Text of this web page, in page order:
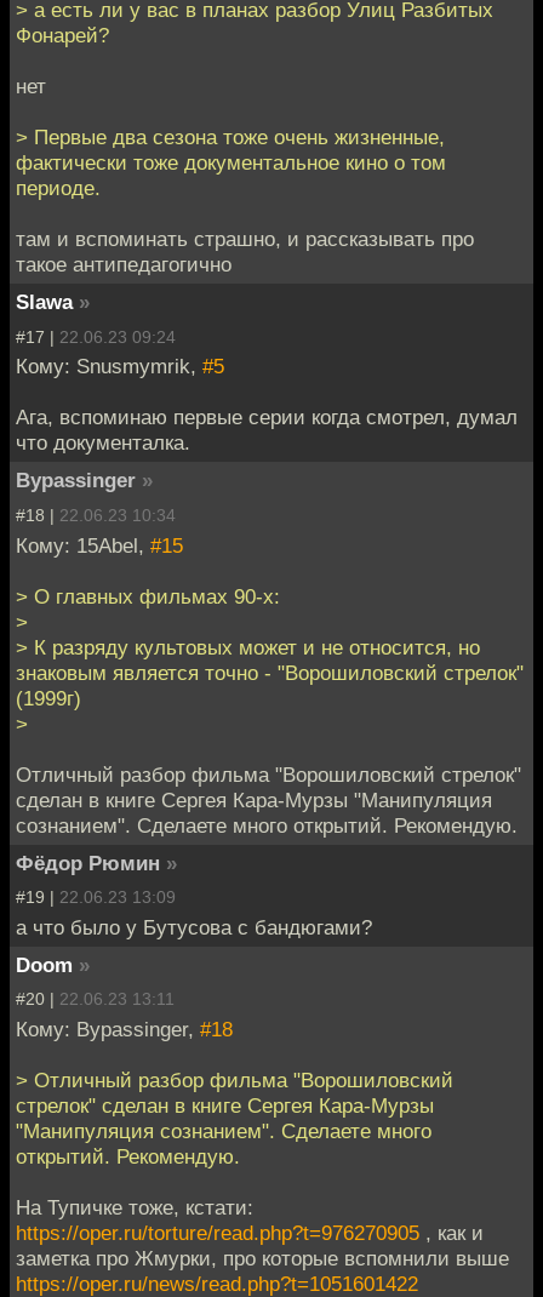
> а есть ли у вас в планах разбор Улиц Разбитых
Фонарей?
нет
> Первые два сезона тоже очень жизненные,
фактически тоже документальное кино о том
периоде.
там и вспоминать страшно, и рассказывать про
такое антипедагогично
Slawa »
#17 | 22.06.23 09:24
Кому: Snusmymrik, #5
Ага, вспоминаю первые серии когда смотрел, думал
что документалка.
Bypassinger »
#18 | 22.06.23 10:34
Кому: 15Abel, #15
> О главных фильмах 90-х:
>
> К разряду культовых может и не относится, но
знаковым является точно - "Ворошиловский стрелок"
(1999г)
>
Отличный разбор фильма "Ворошиловский стрелок"
сделан в книге Сергея Кара-Мурзы "Манипуляция
сознанием". Сделаете много открытий. Рекомендую.
Фёдор Рюмин »
#19 | 22.06.23 13:09
а что было у Бутусова с бандюгами?
Doom »
#20 | 22.06.23 13:11
Кому: Bypassinger, #18
> Отличный разбор фильма "Ворошиловский
стрелок" сделан в книге Сергея Кара-Мурзы
"Манипуляция сознанием". Сделаете много
открытий. Рекомендую.
На Тупичке тоже, кстати:
https://oper.ru/torture/read.php?t=976270905 , как и
заметка про Жмурки, про которые вспомнили выше
https://oper.ru/news/read.php?t=1051601422